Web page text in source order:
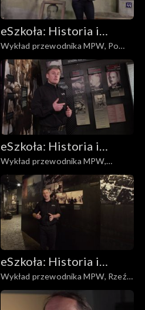
eSzkoła: Historia i
Literatura
Wykład przewodnika MPW, Po
Powstaniu
eSzkoła: Historia i
Literatura
Wykład przewodnika MPW,
Odpowiedzialność
eSzkoła: Historia i
Literatura
Wykład przewodnika MPW, Rzeź
Woli